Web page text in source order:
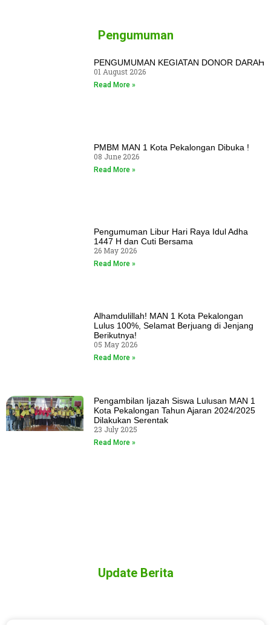
Pengumuman
PENGUMUMAN KEGIATAN DONOR DARAH
01 August 2026
Read More »
PMBM MAN 1 Kota Pekalongan Dibuka !
08 June 2026
Read More »
Pengumuman Libur Hari Raya Idul Adha
1447 H dan Cuti Bersama
26 May 2026
Read More »
Alhamdulillah! MAN 1 Kota Pekalongan
Lulus 100%, Selamat Berjuang di Jenjang
Berikutnya!
05 May 2026
Read More »
Pengambilan Ijazah Siswa Lulusan MAN 1
Kota Pekalongan Tahun Ajaran 2024/2025
Dilakukan Serentak
23 July 2025
Read More »
Update Berita